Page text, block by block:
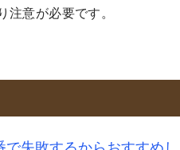
注意が必要です。